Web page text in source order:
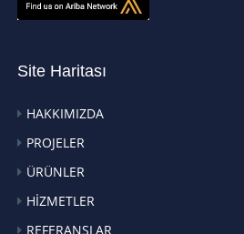
Site Haritası
HAKKIMIZDA
PROJELER
ÜRÜNLER
HİZMETLER
REFERANSLAR